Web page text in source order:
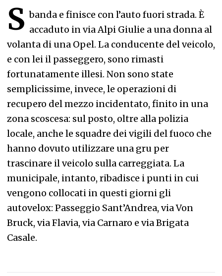
S banda e finisce con l’auto fuori strada. È
accaduto in via Alpi Giulie a una donna al
volanta di una Opel. La conducente del veicolo,
e con lei il passeggero, sono rimasti
fortunatamente illesi. Non sono state
semplicissime, invece, le operazioni di
recupero del mezzo incidentato, finito in una
zona scoscesa: sul posto, oltre alla polizia
locale, anche le squadre dei vigili del fuoco che
hanno dovuto utilizzare una gru per
trascinare il veicolo sulla carreggiata. La
municipale, intanto, ribadisce i punti in cui
vengono collocati in questi giorni gli
autovelox: Passeggio Sant’Andrea, via Von
Bruck, via Flavia, via Carnaro e via Brigata
Casale.